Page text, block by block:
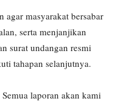
agar masyarakat bersabar
serta menjanjikan
surat undangan resmi
tahapan selanjutnya.
laporan akan kami